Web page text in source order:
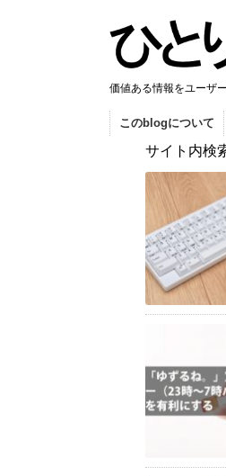
価値ある情報をユーザ
このblogについて
サイト内検